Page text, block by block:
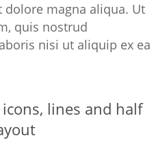
magna aliqua. Ut
quis nostrud
nisi ut aliquip ex ea
lines and half